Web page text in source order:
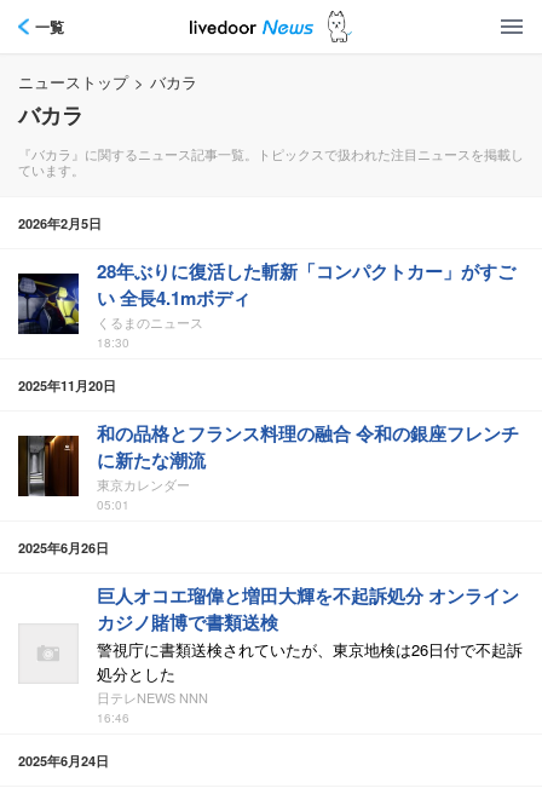
一覧
ニューストップ > バカラ
バカラ
『バカラ』に関するニュース記事一覧。トピックスで扱われた注目ニュースを掲載し
ています。
2026年2月5日
28年ぶりに復活した斬新「コンパクトカー」がすご
い 全長4.1mボディ
くるまのニュース
18:30
2025年11月20日
和の品格とフランス料理の融合 令和の銀座フレンチ
に新たな潮流
東京カレンダー
05:01
2025年6月26日
巨人オコエ瑠偉と増田大輝を不起訴処分 オンライン
カジノ賭博で書類送検
警視庁に書類送検されていたが、東京地検は26日付で不起訴
処分とした
日テレNEWS NNN
16:46
2025年6月24日